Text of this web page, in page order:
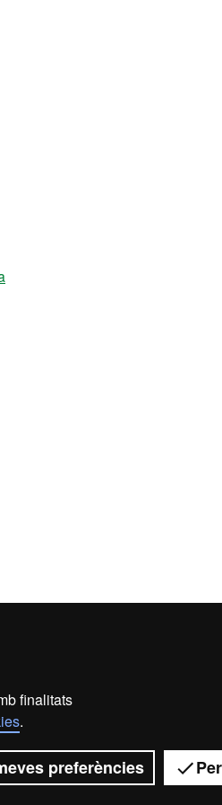
finalitats
.
preferències
Accessibilitat web
de Barcelona